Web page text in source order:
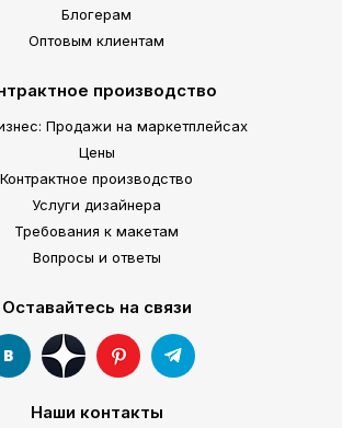
Блогерам
Оптовым клиентам
производство
Продажи на маркетплейсах
Цены
Контрактное производство
Услуги дизайнера
Требования к макетам
Вопросы и ответы
Оставайтесь на связи
Наши контакты